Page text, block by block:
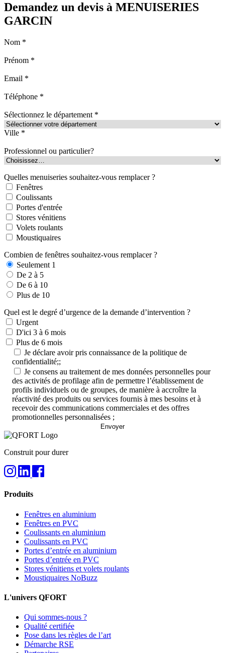
Demandez un devis à MENUISERIES
GARCIN
Nom *
Prénom *
Email *
Téléphone *
Sélectionnez le département *
Ville *
Professionnel ou particulier?
Quelles menuiseries souhaitez-vous remplacer ?
Fenêtres
Coulissants
Portes d'entrée
Stores vénitiens
Volets roulants
Moustiquaires
Combien de fenêtres souhaitez-vous remplacer ?
Seulement 1
De 2 à 5
De 6 à 10
Plus de 10
Quel est le degré d’urgence de la demande d’intervention ?
Urgent
D'ici 3 à 6 mois
Plus de 6 mois
Je déclare avoir pris connaissance de la politique de
confidentialité;;
Je consens au traitement de mes données personnelles pour
des activités de profilage afin de permettre l’établissement de
profils individuels ou de groupes, de manière à accroître la
réactivité des produits ou services fournis à mes besoins et à
recevoir des communications commerciales et des offres
promotionnelles personnalisées ;
Construit pour durer
Produits
Fenêtres en aluminium
Fenêtres en PVC
Coulissants en aluminium
Coulissants en PVC
Portes d’entrée en aluminium
Portes d’entrée en PVC
Stores vénitiens et volets roulants
Moustiquaires NoBuzz
L'univers QFORT
Qui sommes-nous ?
Qualité certifiée
Pose dans les règles de l’art
Démarche RSE